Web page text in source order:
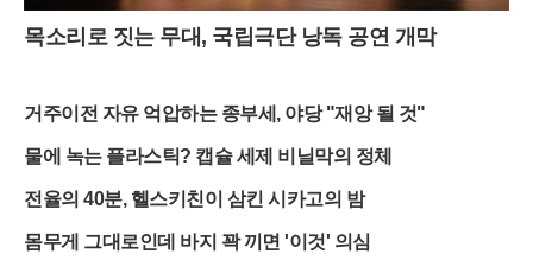
목소리로 짓는 무대, 국립극단 낭독 공연 개막
거주이전 자유 억압하는 종부세, 야당 "재앙 될 것"
물에 녹는 플라스틱? 캡슐 세제 비닐막의 정체
전율의 40분, 헬스키친이 삼킨 시카고의 밤
몸무게 그대로인데 바지 꽉 끼면 '이것' 의심